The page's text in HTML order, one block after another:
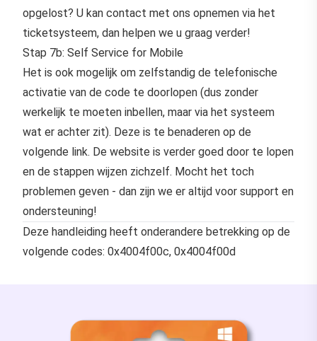
opgelost? U kan contact met ons opnemen via het
ticketsysteem, dan helpen we u graag verder!
Stap 7b: Self Service for Mobile
Het is ook mogelijk om zelfstandig de telefonische
activatie van de code te doorlopen (dus zonder
werkelijk te moeten inbellen, maar via het systeem
wat er achter zit). Deze is te benaderen op de
volgende link. De website is verder goed door te lopen
en de stappen wijzen zichzelf. Mocht het toch
problemen geven - dan zijn we er altijd voor support en
ondersteuning!
Deze handleiding heeft onderandere betrekking op de
volgende codes: 0x4004f00c, 0x4004f00d